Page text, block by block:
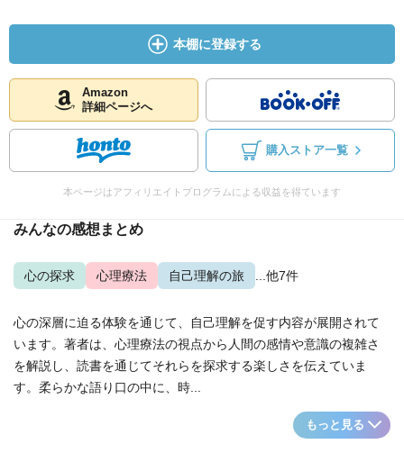
本棚に登録する
Amazon
詳細ページへ
購入ストア一覧
本ページはアフィリエイトプログラムによる収益を得ています
みんなの感想まとめ
心の探求 心理療法 自己理解の旅 ...他7件
心の深層に迫る体験を通じて、自己理解を促す内容が展開されて
います。著者は、心理療法の視点から人間の感情や意識の複雑さ
を解説し、読書を通じてそれらを探求する楽しさを伝えていま
す。柔らかな語り口の中に、時...
もっと見る